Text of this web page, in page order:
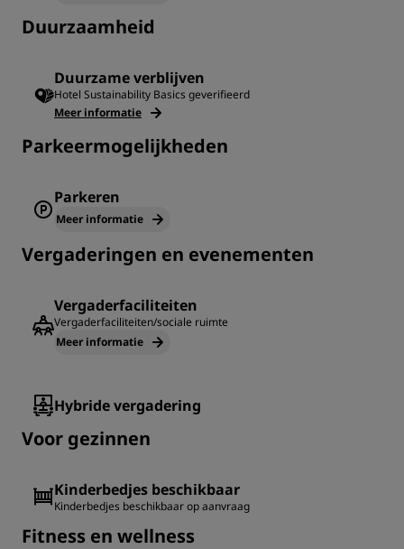
Duurzaamheid
Duurzame verblijven
Hotel Sustainability Basics geverifieerd
Meer informatie
Parkeermogelijkheden
Parkeren
Meer informatie
Vergaderingen en evenementen
Vergaderfaciliteiten
Vergaderfaciliteiten/sociale ruimte
Meer informatie
Hybride vergadering
Voor gezinnen
Kinderbedjes beschikbaar
Kinderbedjes beschikbaar op aanvraag
Fitness en wellness